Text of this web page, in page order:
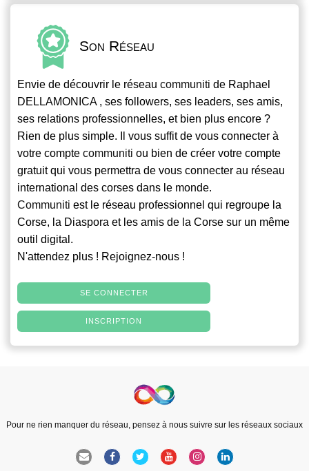
Son Réseau
Envie de découvrir le réseau communiti de Raphael
DELLAMONICA , ses followers, ses leaders, ses amis,
ses relations professionnelles, et bien plus encore ?
Rien de plus simple. Il vous suffit de vous connecter à
votre compte communiti ou bien de créer votre compte
gratuit qui vous permettra de vous connecter au réseau
international des corses dans le monde.
Communiti est le réseau professionnel qui regroupe la
Corse, la Diaspora et les amis de la Corse sur un même
outil digital.
N'attendez plus ! Rejoignez-nous !
SE CONNECTER
INSCRIPTION
Pour ne rien manquer du réseau, pensez à nous suivre sur les réseaux sociaux